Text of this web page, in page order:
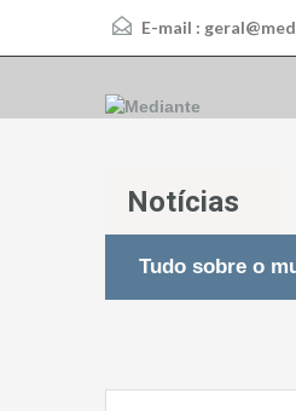
E-mail :
Notícias
Tudo sobre o